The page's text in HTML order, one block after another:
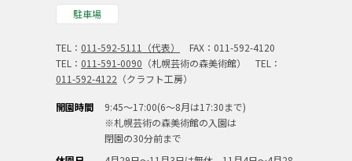
駐車場
TEL： 011-592-5111（代表）
FAX：011-592-4120
TEL： 011-591-0090 （札幌芸術の森美術館） TEL：
011-592-4122 （クラフト工房）
開園時間
9:45～17:00(6～8月は17:30まで)
※札幌芸術の森美術館の入園は
閉園の30分前まで